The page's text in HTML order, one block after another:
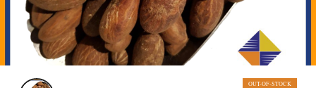
Accueil OUT-OF-STOCK